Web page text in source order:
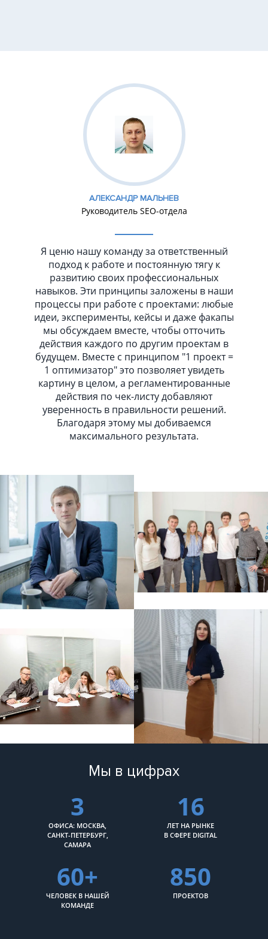
АЛЕКСАНДР МАЛЬНЕВ
Руководитель SEO-отдела
Я ценю нашу команду за ответственный
подход к работе и постоянную тягу к
развитию своих профессиональных
навыков. Эти принципы заложены в наши
процессы при работе с проектами: любые
идеи, эксперименты, кейсы и даже факапы
мы обсуждаем вместе, чтобы отточить
действия каждого по другим проектам в
будущем. Вместе с принципом "1 проект =
1 оптимизатор" это позволяет увидеть
картину в целом, а регламентированные
действия по чек-листу добавляют
уверенность в правильности решений.
Благодаря этому мы добиваемся
максимального результата.
Мы в цифрах
3
ОФИСА: МОСКВА,
САНКТ-ПЕТЕРБУРГ,
САМАРА
16
ЛЕТ НА РЫНКЕ
В СФЕРЕ DIGITAL
60+
ЧЕЛОВЕК В НАШЕЙ
КОМАНДЕ
850
ПРОЕКТОВ